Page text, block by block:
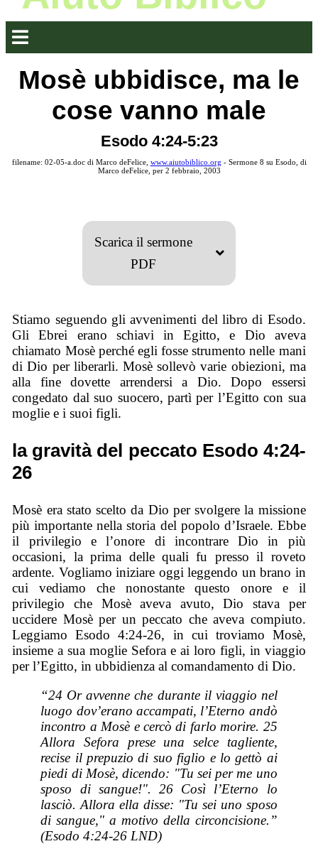
Mosè ubbidisce, ma le
cose vanno male
Esodo 4:24-5:23
filename: 02-05-a.doc di Marco deFelice, www.aiutobiblico.org - Sermone 8 su Esodo, di
Marco deFelice, per 2 febbraio, 2003
Scarica il sermone
PDF
Stiamo seguendo gli avvenimenti del libro di Esodo.
Gli Ebrei erano schiavi in Egitto, e Dio aveva
chiamato Mosè perché egli fosse strumento nelle mani
di Dio per liberarli. Mosè sollevò varie obiezioni, ma
alla fine dovette arrendersi a Dio. Dopo essersi
congedato dal suo suocero, partì per l’Egitto con sua
moglie e i suoi figli.
la gravità del peccato Esodo 4:24-
26
Mosè era stato scelto da Dio per svolgere la missione
più importante nella storia del popolo d’Israele. Ebbe
il privilegio e l’onore di incontrare Dio in più
occasioni, la prima delle quali fu presso il roveto
ardente. Vogliamo iniziare oggi leggendo un brano in
cui vediamo che nonostante questo onore e il
privilegio che Mosè aveva avuto, Dio stava per
uccidere Mosè per un peccato che aveva compiuto.
Leggiamo Esodo 4:24-26, in cui troviamo Mosè,
insieme a sua moglie Sefora e ai loro figli, in viaggio
per l’Egitto, in ubbidienza al comandamento di Dio.
“24 Or avvenne che durante il viaggio nel
luogo dov’erano accampati, l’Eterno andò
incontro a Mosè e cercò di farlo morire. 25
Allora Sefora prese una selce tagliente,
recise il prepuzio di suo figlio e lo gettò ai
piedi di Mosè, dicendo: "Tu sei per me uno
sposo di sangue!". 26 Così l’Eterno lo
lasciò. Allora ella disse: "Tu sei uno sposo
di sangue," a motivo della circoncisione.”
(Esodo 4:24-26 LND)